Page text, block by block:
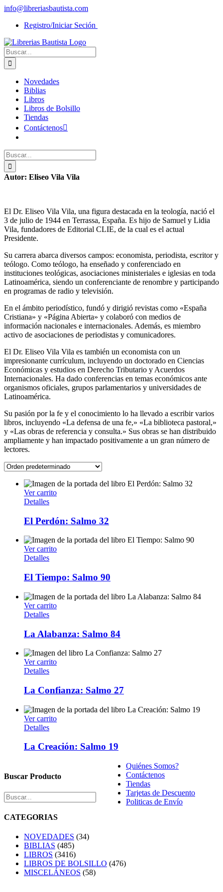
Saltar
contenido
info@libreriasbautista.com
Registro/Iniciar Seción
Buscar:
Novedades
Biblias
Libros
Libros de Bolsillo
Tiendas
Contáctenos
Buscar:
Autor: Eliseo Vila Vila
El Dr. Eliseo Vila Vila, una figura destacada en la teología, nació el
3 de julio de 1944 en Terrassa, España. Es hijo de Samuel y Lidia
Vila, fundadores de Editorial CLIE, de la cual es el actual
Presidente.
Su carrera abarca diversos campos: economista, periodista, escritor y
teólogo. Como teólogo, ha enseñado y conferenciado en
instituciones teológicas, asociaciones ministeriales e iglesias en toda
Latinoamérica, siendo un conferenciante de renombre y participando
en programas de radio y televisión.
En el ámbito periodístico, fundó y dirigió revistas como «España
Cristiana» y «Página Abierta» y colaboró con medios de
información nacionales e internacionales. Además, es miembro
activo de asociaciones de periodistas y comunicadores.
El Dr. Eliseo Vila Vila es también un economista con un
impresionante currículum, incluyendo un doctorado en Ciencias
Económicas y estudios en Derecho Tributario y Acuerdos
Internacionales. Ha dado conferencias en temas económicos ante
organismos oficiales, grupos parlamentarios y universidades de
Latinoamérica.
Su pasión por la fe y el conocimiento lo ha llevado a escribir varios
libros, incluyendo «La defensa de una fe,» «La biblioteca pastoral,»
y «Las obras de referencia y consulta.» Sus obras se han distribuido
ampliamente y han impactado positivamente a un gran número de
lectores.
Ver carrito
Detalles
El Perdón: Salmo 32
Ver carrito
Detalles
El Tiempo: Salmo 90
Ver carrito
Detalles
La Alabanza: Salmo 84
Ver carrito
Detalles
La Confianza: Salmo 27
Ver carrito
Detalles
La Creación: Salmo 19
Buscar Producto
CATEGORIAS
NOVEDADES (34)
BIBLIAS (485)
LIBROS (3416)
LIBROS DE BOLSILLO (476)
MISCELÁNEOS (58)
Quiénes Somos?
Contáctenos
Tiendas
Tarjetas de Descuento
Politicas de Envío